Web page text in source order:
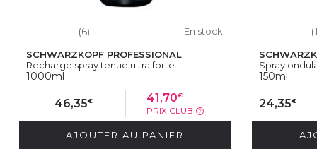
(6) En stock
SCHWARZKOPF PROFESSIONAL
Recharge spray tenue ultra forte...
1000ml
46,35€ 41,70€
PRIX CLUB ?
AJOUTER AU PANIER
Spray
150ml
24,35€